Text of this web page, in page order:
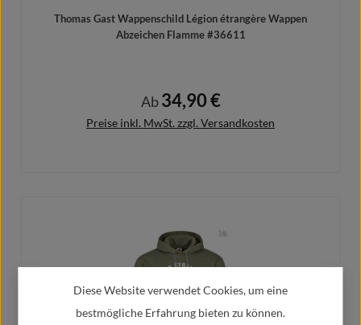
Thomas Gast Wappenschild Légion étrangère Wappen
Abzeichen Flamme #36611
Regulärer Preis:
Ab34,90 €
Preise inkl. MwSt. zzgl. Versandkosten
Diese Website verwendet Cookies, um eine
bestmögliche Erfahrung bieten zu können.